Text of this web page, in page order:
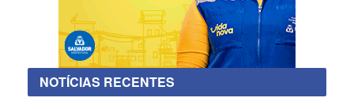
NOTÍCIAS RECENTES